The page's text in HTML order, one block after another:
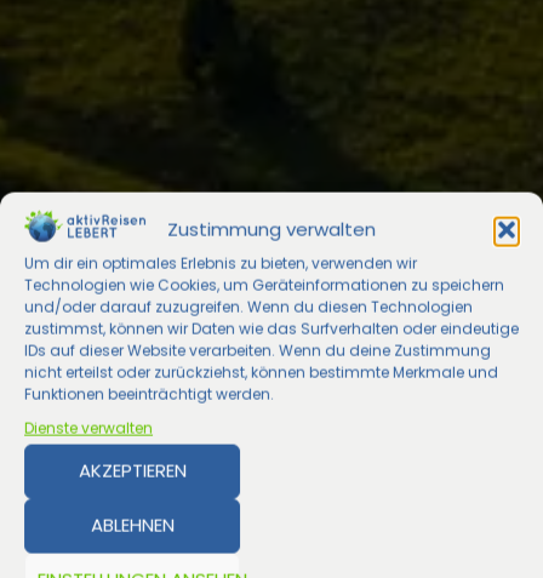
Zustimmung verwalten
Um dir ein optimales Erlebnis zu bieten, verwenden wir
Technologien wie Cookies, um Geräteinformationen zu speichern
und/oder darauf zuzugreifen. Wenn du diesen Technologien
zustimmst, können wir Daten wie das Surfverhalten oder eindeutige
IDs auf dieser Website verarbeiten. Wenn du deine Zustimmung
nicht erteilst oder zurückziehst, können bestimmte Merkmale und
Funktionen beeinträchtigt werden.
Dienste verwalten
AKZEPTIEREN
ABLEHNEN